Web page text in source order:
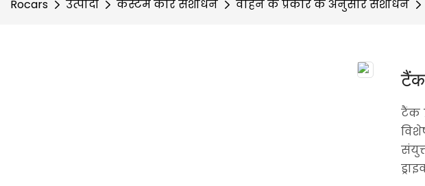
Rocars उत्पादों कस्टम कार संशोधन वाहन के प्रकार के अनुसार संशोधन
टैंक